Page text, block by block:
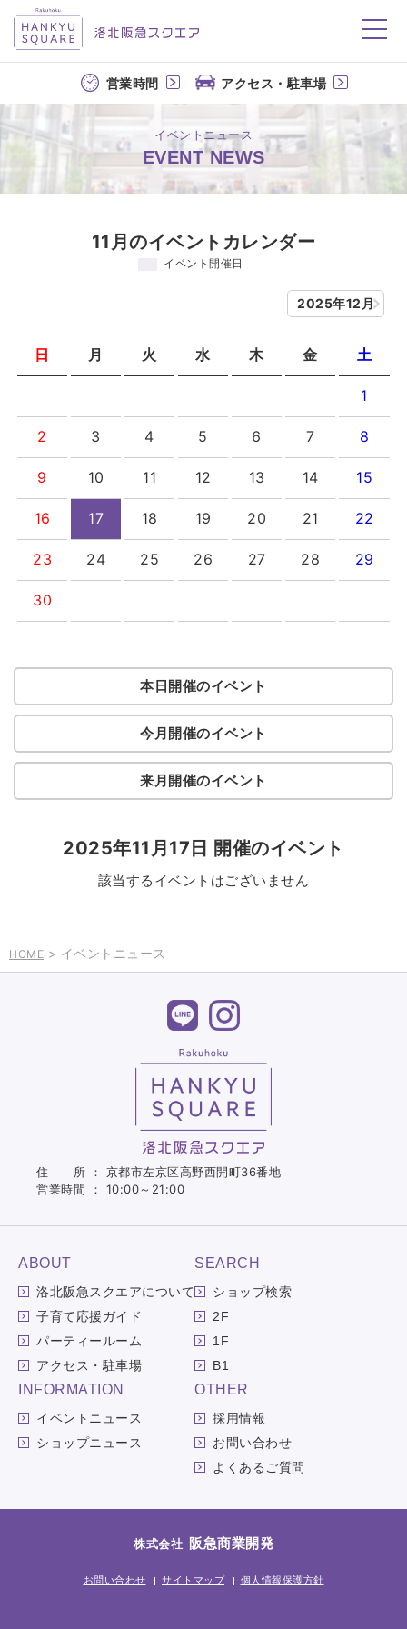
洛北阪急スクエア
営業時間 アクセス・駐車場
イベントニュース
EVENT NEWS
11月のイベントカレンダー
イベント開催日
2025年12月
日 月 火 水 木 金 土
1
2 3 4 5 6 7 8
9 10 11 12 13 14 15
16 17 18 19 20 21 22
23 24 25 26 27 28 29
30
本日開催のイベント
今月開催のイベント
来月開催のイベント
2025年11月17日 開催のイベント
該当するイベントはございません
HOME > イベントニュース
住 所 ： 京都市左京区高野西開町36番地
営業時間 ： 10:00～21:00
ABOUT
洛北阪急スクエアについて
子育て応援ガイド
パーティールーム
アクセス・駐車場
SEARCH
ショップ検索
2F
1F
B1
INFORMATION
イベントニュース
ショップニュース
OTHER
採用情報
お問い合わせ
よくあるご質問
株式会社 阪急商業開発
お問い合わせ サイトマップ 個人情報保護方針